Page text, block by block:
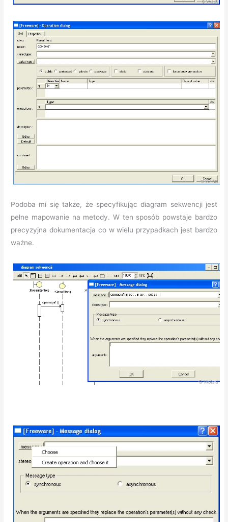
Podoba mi się także, że specyfikując diagram sekwencji jest
pełne mapowanie na metody. W ten sposób powstaje bardzo
precyzyjna dokumentacja co w wielu przypadkach jest bardzo
ważne.